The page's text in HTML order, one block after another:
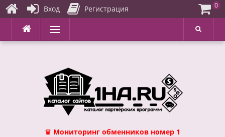
Перейти
содержимому
Меню
♛ Мониторинг обменников номер 1
Вход Регистрация 0